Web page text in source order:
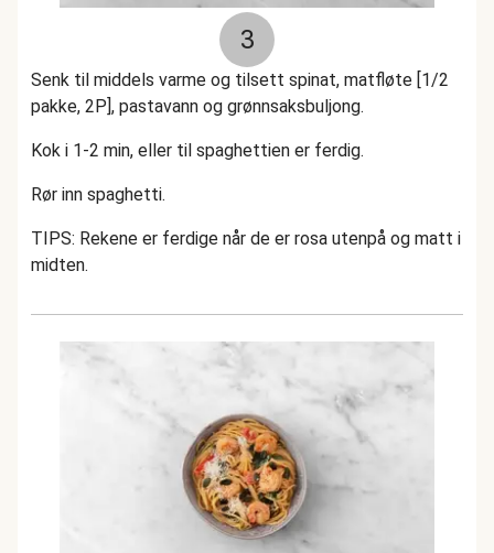
3
Senk til middels varme og tilsett spinat, matfløte [1/2
pakke, 2P], pastavann og grønnsaksbuljong.
Kok i 1-2 min, eller til spaghettien er ferdig.
Rør inn spaghetti.
TIPS: Rekene er ferdige når de er rosa utenpå og matt i
midten.